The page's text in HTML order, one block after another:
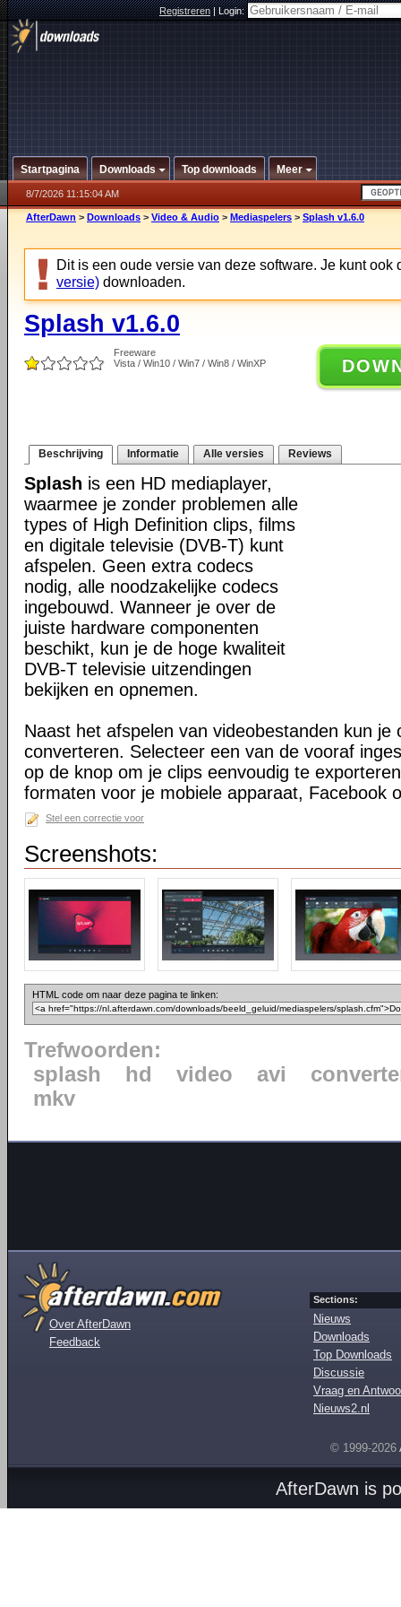
Registreren|Login:
Startpagina Downloads Top downloads Meer
8/7/2026 11:15:04 AM
AfterDawn > Downloads > Video & Audio > Mediaspelers > Splash v1.6.0
Dit is een oude versie van deze software. Je kunt ook
versie) downloaden.
Splash v1.6.0
Freeware
Vista / Win10 / Win7 / Win8 / WinXP
Beschrijving Informatie Alle versies Reviews
Splash is een HD mediaplayer,
waarmee je zonder problemen alle
types of High Definition clips, films
en digitale televisie (DVB-T) kunt
afspelen. Geen extra codecs
nodig, alle noodzakelijke codecs
ingebouwd. Wanneer je over de
juiste hardware componenten
beschikt, kun je de hoge kwaliteit
DVB-T televisie uitzendingen
bekijken en opnemen.
Naast het afspelen van videobestanden kun je
converteren. Selecteer een van de vooraf
op de knop om je clips eenvoudig te
formaten voor je mobiele apparaat, Facebook
Stel een correctie voor
Screenshots:
HTML code om naar deze pagina te linken:
Trefwoorden:
splash
hd video avi
mkv
Over AfterDawn
Feedback
Sections:
Nieuws
Downloads
Top Downloads
Discussie
Vraag en
Nieuws2.nl
© 1999-2026
AfterDawn is